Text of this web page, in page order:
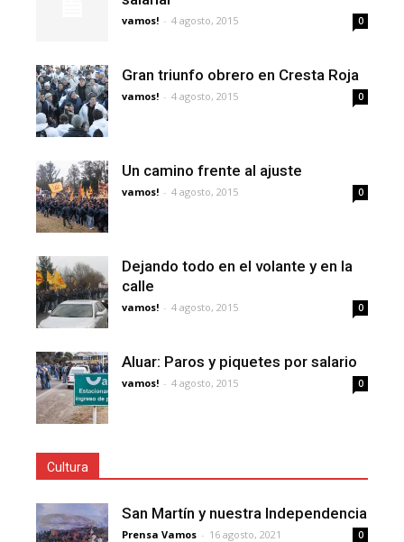
vamos! - 4 agosto, 2015 0
Gran triunfo obrero en Cresta Roja
vamos! - 4 agosto, 2015 0
Un camino frente al ajuste
vamos! - 4 agosto, 2015 0
Dejando todo en el volante y en la
calle
vamos! - 4 agosto, 2015 0
Aluar: Paros y piquetes por salario
vamos! - 4 agosto, 2015 0
Cultura
San Martín y nuestra Independencia
Prensa Vamos - 16 agosto, 2021 0